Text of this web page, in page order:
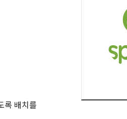
록 배치를